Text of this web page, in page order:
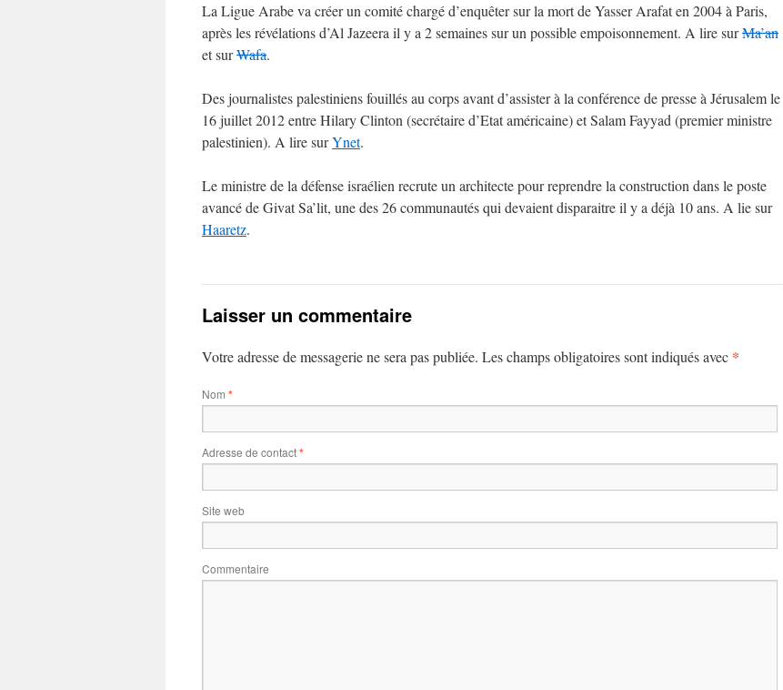
La Ligue Arabe va créer un comité chargé d’enquêter sur la mort de Yasser Arafat en 2004 à Paris,
après les révélations d’Al Jazeera il y a 2 semaines sur un possible empoisonnement. A lire surMa’an
et surWafa.
Des journalistes palestiniens fouillés au corps avant d’assister à la conférence de presse à Jérusalem le
16 juillet 2012 entre Hilary Clinton (secrétaire d’Etat américaine) et Salam Fayyad (premier ministre
palestinien). A lire surYnet.
Le ministre de la défense israélien recrute un architecte pour reprendre la construction dans le poste
avancé de Givat Sa’lit, une des 26 communautés qui devaient disparaitre il y a déjà 10 ans. A lie sur
Haaretz.
Laisser un commentaire
Votre adresse de messagerie ne sera pas publiée. Les champs obligatoires sont indiqués avec *
Nom *
Adresse de contact*
Site web
Commentaire